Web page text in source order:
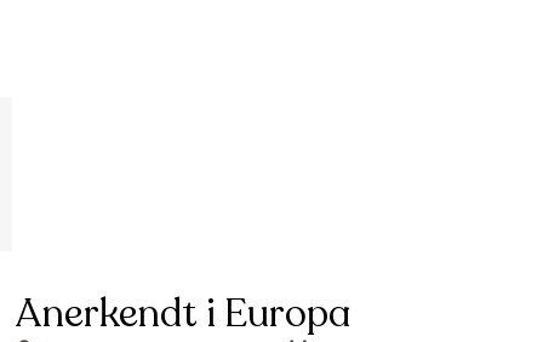
Anerkendt i Europa